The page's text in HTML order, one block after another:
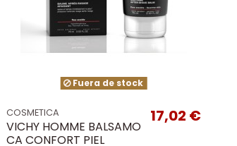
Fuera de stock
COSMETICA
VICHY HOMME BALSAMO
CA CONFORT PIEL
17,02 €